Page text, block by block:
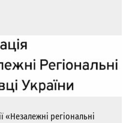
«Незалежні регіональні